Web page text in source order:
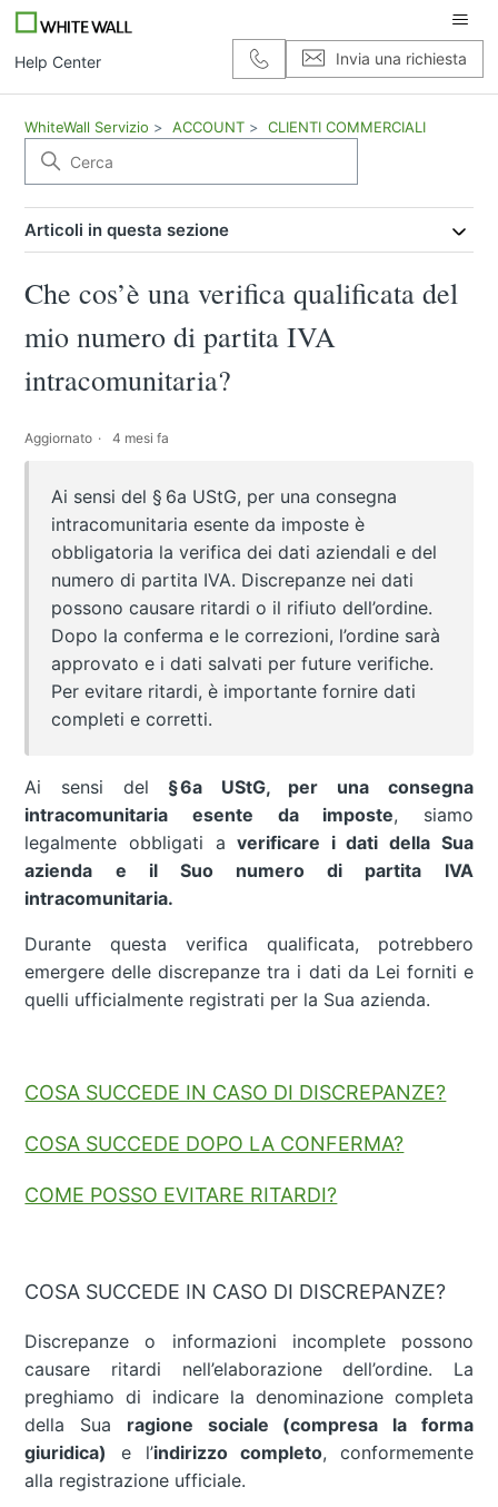
Help Center Invia una richiesta
WhiteWall Servizio ACCOUNT CLIENTI COMMERCIALI
Articoli in questa sezione
Che cos’è una verifica qualificata del
mio numero di partita IVA
intracomunitaria?
Aggiornato 4 mesi fa
Ai sensi del § 6a UStG, per una consegna
intracomunitaria esente da imposte è
obbligatoria la verifica dei dati aziendali e del
numero di partita IVA. Discrepanze nei dati
possono causare ritardi o il rifiuto dell’ordine.
Dopo la conferma e le correzioni, l’ordine sarà
approvato e i dati salvati per future verifiche.
Per evitare ritardi, è importante fornire dati
completi e corretti.
Ai sensi del § 6a UStG, per una consegna
intracomunitaria esente da imposte, siamo
legalmente obbligati averificare i dati della Sua
azienda e il Suo numero di partita IVA
intracomunitaria.
Durante questa verifica qualificata, potrebbero
emergere delle discrepanze tra i dati da Lei forniti e
quelli ufficialmente registrati per la Sua azienda.
COSA SUCCEDE IN CASO DI DISCREPANZE?
COSA SUCCEDE DOPO LA CONFERMA?
COME POSSO EVITARE RITARDI?
COSA SUCCEDE IN CASO DI DISCREPANZE?
Discrepanze o informazioni incomplete possono
causare ritardi nell’elaborazione dell’ordine. La
preghiamo di indicare la denominazione completa
della Sua ragione sociale (compresa la forma
giuridica)
e l’indirizzo completo,
conformemente
alla registrazione ufficiale.